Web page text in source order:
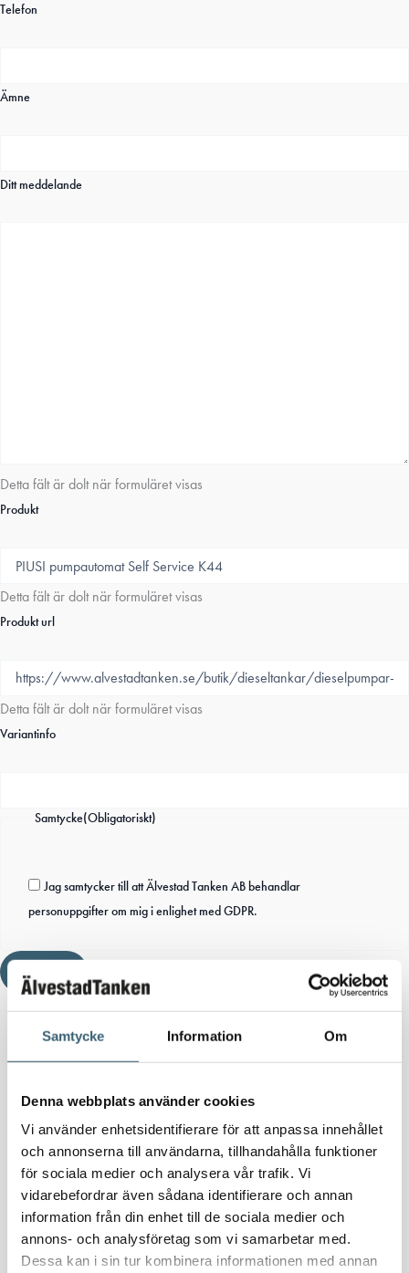
Samtycke Information Om
Denna webbplats använder cookies
Vi använder enhetsidentifierare för att anpassa innehållet
och annonserna till användarna, tillhandahålla funktioner
för sociala medier och analysera vår trafik. Vi
vidarebefordrar även sådana identifierare och annan
information från din enhet till de sociala medier och
annons- och analysföretag som vi samarbetar med.
Dessa kan i sin tur kombinera informationen med annan
Telefon
Ämne
Ditt meddelande
Detta fält är dolt när formuläret visas
Produkt
Detta fält är dolt när formuläret visas
Produkt url
Detta fält är dolt när formuläret visas
Variantinfo
Samtycke(Obligatoriskt)
Jag samtycker till att Älvestad Tanken AB behandlar
personuppgifter om mig i enlighet med GDPR.
Skicka